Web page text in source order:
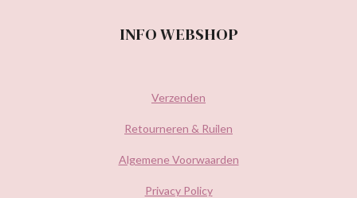
INFO WEBSHOP
Verzenden
Retourneren & Ruilen
Algemene Voorwaarden
Privacy Policy